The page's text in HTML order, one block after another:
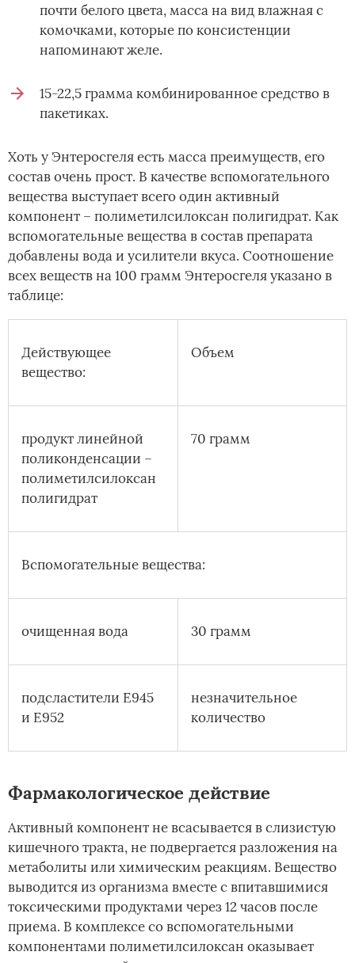
почти белого цвета, масса на вид влажная с
комочками, которые по консистенции
напоминают желе.
15-22,5 грамма комбинированное средство в
пакетиках.
Хоть у Энтеросгеля есть масса преимуществ, его
состав очень прост. В качестве вспомогательного
вещества выступает всего один активный
компонент – полиметилсилоксан полигидрат. Как
вспомогательные вещества в состав препарата
добавлены вода и усилители вкуса. Соотношение
всех веществ на 100 грамм Энтеросгеля указано в
таблице:
Действующее
вещество:
Объем
продукт линейной
поликонденсации –
полиметилсилоксан
полигидрат
70 грамм
Вспомогательные вещества:
очищенная вода 30 грамм
подсластители Е945
и Е952
незначительное
количество
Фармакологическое действие
Активный компонент не всасывается в слизистую
кишечного тракта, не подвергается разложения на
метаболиты или химическим реакциям. Вещество
выводится из организма вместе с впитавшимися
токсическими продуктами через 12 часов после
приема. В комплексе со вспомогательными
компонентами полиметилсилоксан оказывает